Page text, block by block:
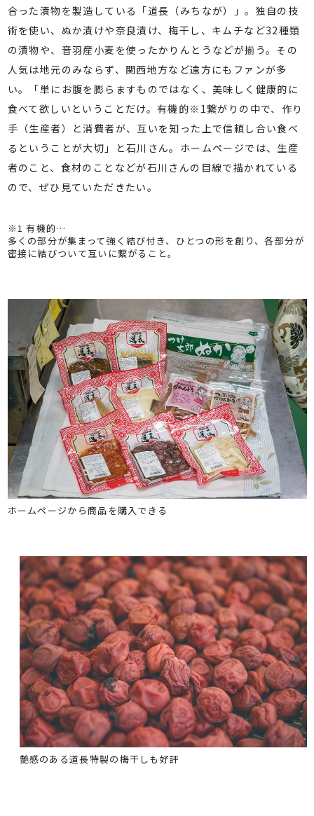
合った漬物を製造している「道長（みちなが）」。独自の技
術を使い、ぬか漬けや奈良漬け、梅干し、キムチなど32種類
の漬物や、音羽産小麦を使ったかりんとうなどが揃う。その
人気は地元のみならず、関西地方など遠方にもファンが多
い。「単にお腹を膨らますものではなく、美味しく健康的に
食べて欲しいということだけ。有機的※1繋がりの中で、作り
手（生産者）と消費者が、互いを知った上で信頼し合い食べ
るということが大切」と石川さん。ホームページでは、生産
者のこと、食材のことなどが石川さんの目線で描かれている
ので、ぜひ見ていただきたい。
※1 有機的…
多くの部分が集まって強く結び付き、ひとつの形を創り、各部分が
密接に結びついて互いに繋がること。
ホームページから商品を購入できる
艶感のある道長特製の梅干しも好評